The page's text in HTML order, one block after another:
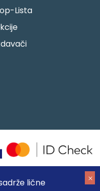
lične
Lista